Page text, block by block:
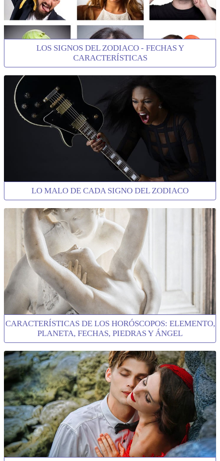
LOS SIGNOS DEL ZODIACO - FECHAS Y
CARACTERÍSTICAS
LO MALO DE CADA SIGNO DEL ZODIACO
CARACTERÍSTICAS DE LOS HORÓSCOPOS: ELEMENTO,
PLANETA, FECHAS, PIEDRAS Y ÁNGEL